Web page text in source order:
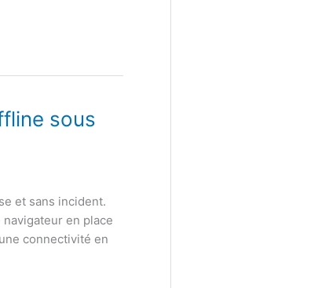
sous
et sans incident.
en place
connectivité en